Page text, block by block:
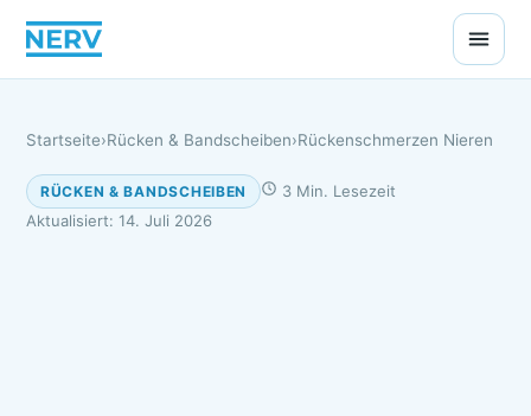
Startseite›Rücken & Bandscheiben›Rückenschmerzen Nieren
RÜCKEN & BANDSCHEIBEN
3 Min. Lesezeit
Aktualisiert: 14. Juli 2026